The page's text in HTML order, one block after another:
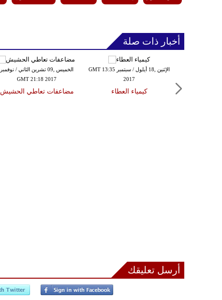
أخبار ذات صلة
الخميس ,09 تشرين الثاني / نوفمبر
GMT 21:18 2017
مضاعفات تعاطي الحشيش
الإثنين ,18 أيلول / سبتمبر GMT 13:35
2017
كيمياء العطاء
أرسل تعليقك